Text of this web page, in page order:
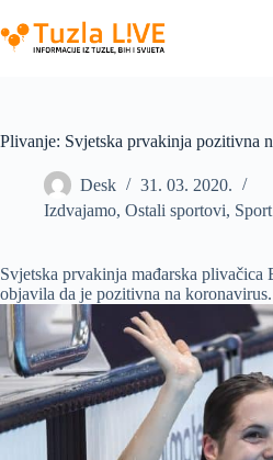
to
content
Plivanje: Svjetska prvakinja pozitivna
Desk
31. 03. 2020.
Izdvajamo, Ostali sportovi, Sport
Svjetska prvakinja mađarska plivačica
objavila da je pozitivna na koronavirus.